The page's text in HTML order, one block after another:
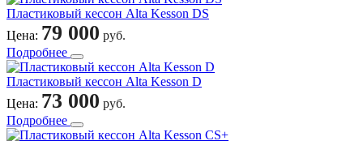
Пластиковый кессон Alta Kesson DS
Цена: 79 000 руб.
Подробнее
Пластиковый кессон Alta Kesson D
Цена: 73 000 руб.
Подробнее